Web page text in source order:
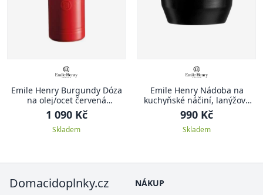
Emile Henry Burgundy Dóza
na olej/ocet červená
Burgundy
1 090 Kč
Skladem
Emile Henry Nádoba na
kuchyňské náčiní, lanýžová
Truffle
990 Kč
Skladem
Domacidoplnky.cz
NÁKUP